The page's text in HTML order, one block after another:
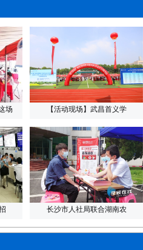
场 【活动现场】武昌首义学
长沙市人社局联合湖南农